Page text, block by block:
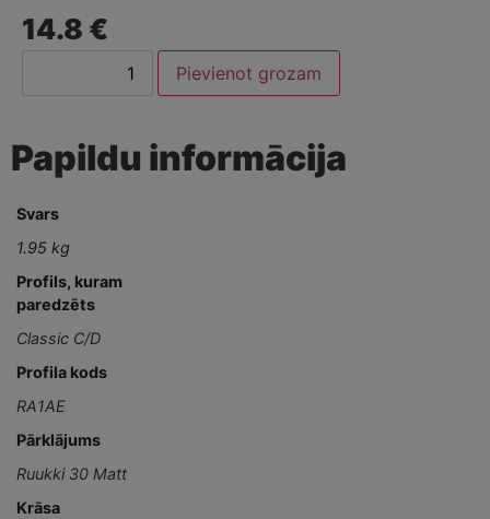
14.8 €
Pievienot grozam
Papildu informācija
Svars
1.95 kg
Profils, kuram
paredzēts
Classic C/D
Profila kods
RA1AE
Pārklājums
Ruukki 30 Matt
Krāsa